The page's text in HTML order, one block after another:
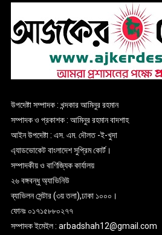
উপদেষ্টা সম্পাদক : খন্দকার আমিনুর রহমান
সম্পাদক ও প্রকাশক : আমিনুর রহমান বাদশাহ
আইন উপদেষ্টা : এস. এম. দৌলত -ই-খুদা
এ্যাডভোকেট বাংলাদেশ সুপ্রিম কোর্ট।
সম্পাদকীয় ও বাণিজ্যিক কার্যালয়
২৬ বঙ্গবন্ধু অ্যাভিনিউ
ব্যাভিলন সেন্টার (৩য় তলা),ঢাকা ১০০০।
ফোনঃ ০১৭১৫৮৮০২৭৭
সম্পাদক ইমেইল : arbadshah12@gmail.com